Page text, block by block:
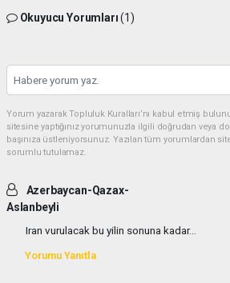
Okuyucu Yorumları(1)
Yorum yazarak Topluluk Kuralları’nı kabul etmiş
sitesine yaptığınız yorumunuzla ilgili doğrudan veya
başınıza üstleniyorsunuz. Yazılan tüm yorumlardan
sorumlu tutulamaz.
Azerbaycan-Qazax-
Aslanbeyli
Iran vurulacak bu yilin sonuna kadar...
Yorumu Yanıtla